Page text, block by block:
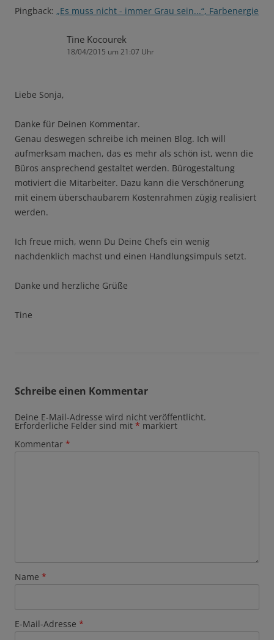
Pingback: „Es muss nicht - immer Grau sein...“, Farbenergie
Tine Kocourek
18/04/2015 um 21:07 Uhr
Liebe Sonja,
Danke für Deinen Kommentar.
Genau deswegen schreibe ich meinen Blog. Ich will
aufmerksam machen, das es mehr als schön ist, wenn die
Büros ansprechend gestaltet werden. Bürogestaltung
motiviert die Mitarbeiter. Dazu kann die Verschönerung
mit einem überschaubarem Kostenrahmen zügig realisiert
werden.
Ich freue mich, wenn Du Deine Chefs ein wenig
nachdenklich machst und einen Handlungsimpuls setzt.
Danke und herzliche Grüße
Tine
Schreibe einen Kommentar
Deine E-Mail-Adresse wird nicht veröffentlicht.
Erforderliche Felder sind mit * markiert
Kommentar *
Name *
E-Mail-Adresse *